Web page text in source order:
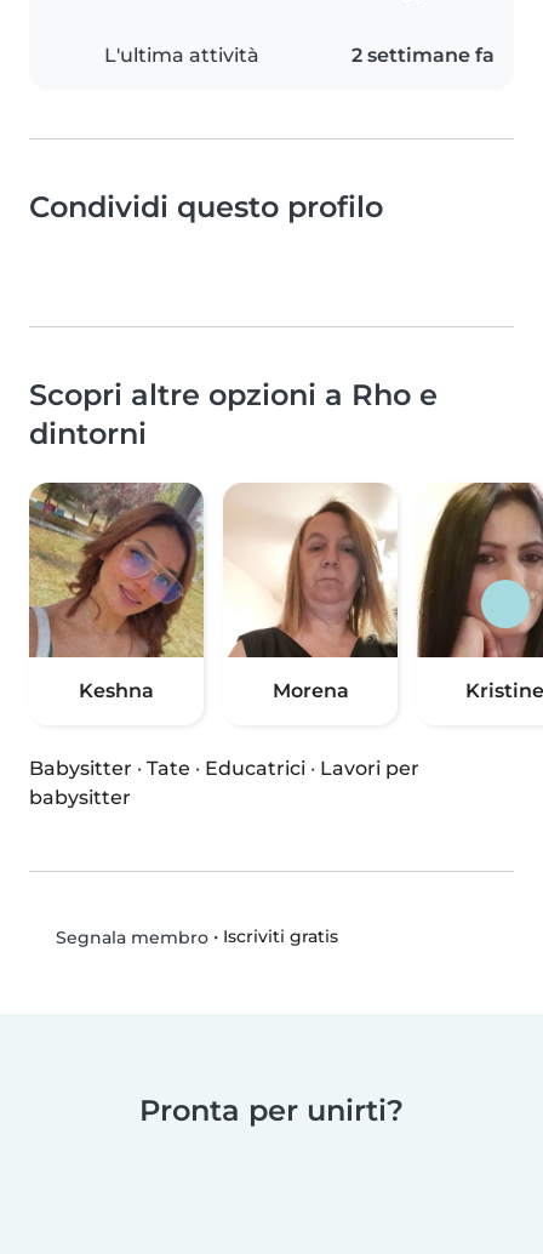
L'ultima attività 2 settimane fa
Condividi questo profilo
Scopri altre opzioni a Rho e
dintorni
Keshna Morena Kristine
Babysitter · Tate · Educatrici · Lavori per
babysitter
Segnala membro• Iscriviti gratis
Pronta per unirti?